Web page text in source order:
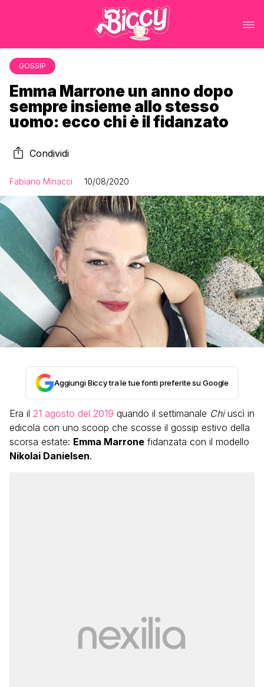
GOSSIP
Emma Marrone un anno dopo
sempre insieme allo stesso
uomo: ecco chi è il fidanzato
Condividi
Fabiano Minacci 10/08/2020
Aggiungi Biccy tra le tue fonti preferite su Google
Era il 21 agosto del 2019 quando il settimanale Chiuscì in
edicola con uno scoop che scosse il gossip estivo della
scorsa estate: Emma Marrone fidanzata con il modello
Nikolai Danielsen.